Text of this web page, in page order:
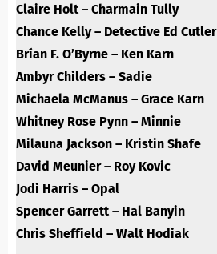
Claire Holt – Charmain Tully
Chance Kelly – Detective Ed Cutler
Brían F. O’Byrne – Ken Karn
Ambyr Childers – Sadie
Michaela McManus – Grace Karn
Whitney Rose Pynn – Minnie
Milauna Jackson – Kristin Shafe
David Meunier – Roy Kovic
Jodi Harris – Opal
Spencer Garrett – Hal Banyin
Chris Sheffield – Walt Hodiak